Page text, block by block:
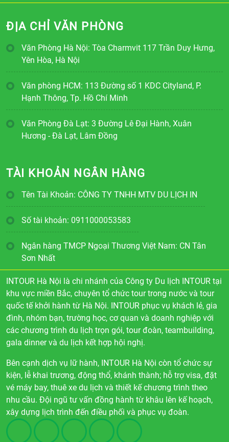
ĐỊA CHỈ VĂN PHÒNG
Văn Phòng Hà Nội: Tòa Charmvit 117 Trần Duy Hưng,
Yên Hòa, Hà Nội
Văn phòng HCM: 113 Đường số 1 KDC Cityland, P.
Hạnh Thông, Tp. Hồ Chí Minh
Văn Phòng Đà Lạt: 3 Đường Lê Đại Hành, Xuân
Hương - Đà Lạt, Lâm Đồng
TÀI KHOẢN NGÂN HÀNG
Tên Tài Khoản: CÔNG TY TNHH MTV DU LỊCH IN
Số tài khoản: 0911000053583
Ngân hàng TMCP Ngoại Thương Việt Nam: CN Tân
Sơn Nhất
INTOUR Hà Nội là chi nhánh của Công ty Du lịch INTOUR tại
khu vực miền Bắc, chuyên tổ chức tour trong nước và tour
quốc tế khởi hành từ Hà Nội. INTOUR phục vụ khách lẻ, gia
đình, nhóm bạn, trường học, cơ quan và doanh nghiệp với
các chương trình du lịch trọn gói, tour đoàn, teambuilding,
gala dinner và du lịch kết hợp hội nghị.
Bên cạnh dịch vụ lữ hành, INTOUR Hà Nội còn tổ chức sự
kiện, lễ khai trương, động thổ, khánh thành; hỗ trợ visa, đặt
vé máy bay, thuê xe du lịch và thiết kế chương trình theo
nhu cầu. Đội ngũ tư vấn đồng hành từ khâu lên kế hoạch,
xây dựng lịch trình đến điều phối và phục vụ đoàn.